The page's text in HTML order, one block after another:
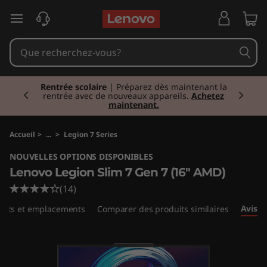
e
n
v
o
L
e
g
passer au contenu principal
Rentrée scolaire| Préparez dès maintenant la
rentrée avec de nouveaux appareils. Achetez
maintenant.
Currently displaying item 1 of 2
Accueil > ... > Legion 7 Series
NOUVELLES OPTIONS DISPONIBLES
Lenovo Legion Slim 7 Gen 7 (16" AMD)
(14)
et emplacements Comparer des produits similaires Avis